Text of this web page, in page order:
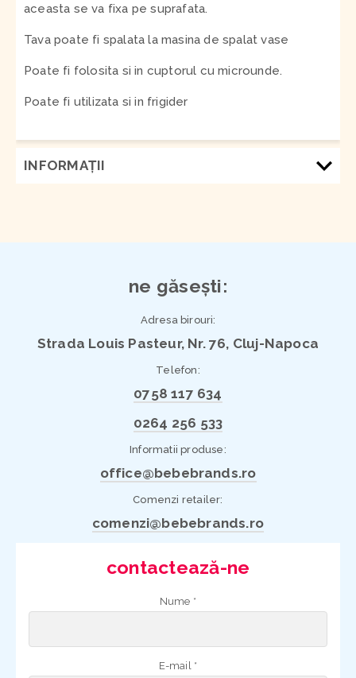
aceasta se va fixa pe suprafata.
Tava poate fi spalata la masina de spalat vase
Poate fi folosita si in cuptorul cu microunde.
Poate fi utilizata si in frigider
INFORMAŢII
ne găsești:
Adresa birouri:
Strada Louis Pasteur, Nr. 76, Cluj-Napoca
Telefon:
0758 117 634
0264 256 533
Informatii produse:
office@bebebrands.ro
Comenzi retailer:
comenzi@bebebrands.ro
contactează-ne
Nume *
E-mail *